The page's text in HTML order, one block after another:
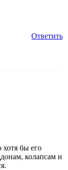
Ответить
хотя бы его
колапсам и